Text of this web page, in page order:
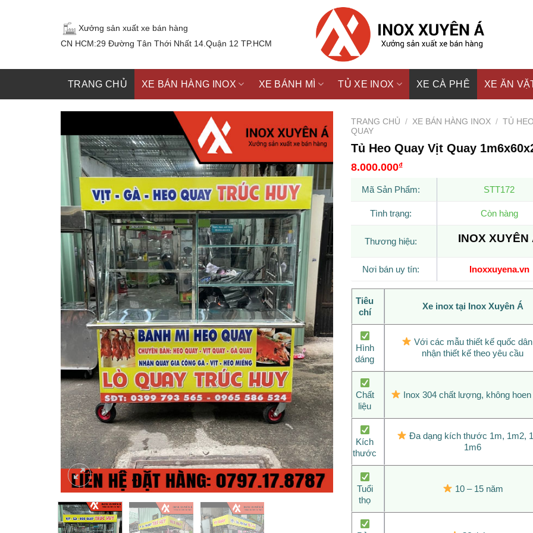
Xưởng sản xuất xe bán hàng
CN HCM:29 Đường Tân Thới Nhất 14.Quận 12 TP.HCM
TRANG CHỦ XE BÁN HÀNG INOX XE BÁNH MÌ TỦ XE INOX XE CÀ PHÊ XE ĂN
TRANG CHỦ / XE BÁN HÀNG INOX / TỦ HEO
QUAY
Tủ Heo Quay Vịt Quay
8.000.000₫
Mã Sản Phẩm: STT172
Tình trạng: Còn hàng
Thương hiệu: INOX XUYÊN
Nơi bán uy tín: Inoxxuyena.vn
Tiêu
chí
Xe inox tại Inox Xuyên Á
Hình
dáng
Với các mẫu thiết kế quốc
nhận thiết kế theo yêu cầu
Chất
liệu
Inox 304 chất lượng, không
Kích
thước
Đa dạng kích thước 1m, 1m2,
1m6
Tuổi
thọ
10 – 15 năm